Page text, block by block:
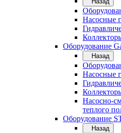
Насосные
Оборудование
Назад
Насосные
Насосно-
теплого
Оборудование
Назад